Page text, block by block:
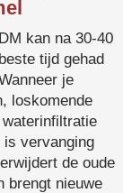
kan na 30-40
tijd gehad
je
loskomende
waterinfiltratie
is vervanging
de oude
brengt nieuwe